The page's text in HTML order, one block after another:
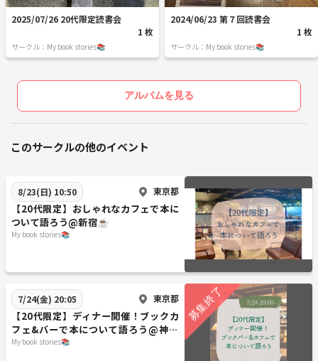
2025/07/26 20代限定読書会
1 枚
サークル：My book stories📚
2024/06/23 第７回読書会
1 枚
サークル：My book stories📚
アルバムを見る
このサークルの他のイベント
8/23(日) 10:50 東京都
【20代限定】おしゃれなカフェで本に
ついて語ろう@新宿☕️
My book stories📚
7/24(金) 20:05 東京都
【20代限定】ディナー開催！ブックカ
フェ&バーで本について語ろう@神保
町☕️
My book stories📚